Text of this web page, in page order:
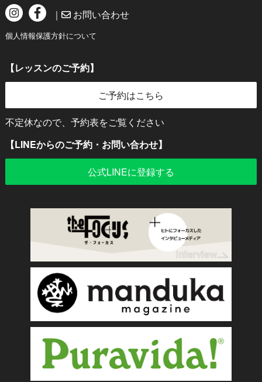
｜ お問い合わせ
個人情報保護方針について
【レッスンのご予約】
ご予約はこちら
不定休なので、予約表をご覧ください
【LINEからのご予約・お問い合わせ】
公式LINEに登録する